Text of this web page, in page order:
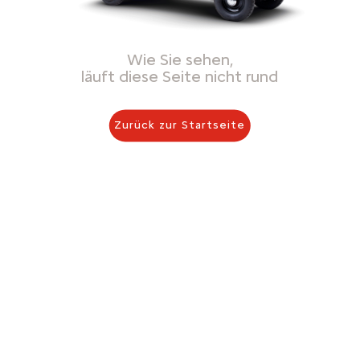
Wie Sie sehen,
läuft diese Seite nicht rund
Zurück zur Startseite